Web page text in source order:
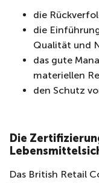
die
die
Qualität und
das gute
materiellen
den Schutz
Die
Das British Retail